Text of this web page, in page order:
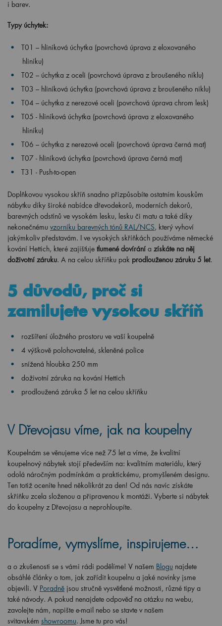
i barev.
Typy úchytek:
T01 – hliníková úchytka (povrchová úprava z eloxovaného
hliníku)
T02 – úchytka z oceli (povrchová úprava z broušeného niklu)
T03 – hliníková úchytka (povrchová úprava z broušeného niklu)
T04 – úchytka z nerezové oceli (povrchová úprava chrom lesk)
T05 - hliníková úchytka (povrchová úprava z eloxovaného
hliníku)
T06 – úchytka z nerezové oceli (povrchová úprava černá mat)
T07 - hliníková úchytka (povrchová úprava černá mat)
T31 - Push-to-open
Doplňkovou vysokou skříň snadno přizpůsobíte ostatním kouskům
nábytku díky široké nabídce dřevodekorů, moderních dekorů,
barevných odstínů ve vysokém lesku, lesku či matu a také díky
nekonečnému vzorníku barevných tónů RAL/NCS, který vyhoví
jakýmkoliv představám. I ve vysokých skříňkách používáme německé
kování Hettich, které zajišťuje tlumené dovírání a získáte na něj
doživotní záruku. A na celou skříňku pak prodlouženou záruku 5 let.
5 důvodů, proč si
zamilujete vysokou skříň
rozšíření úložného prostoru ve vaší koupelně
4 výškově polohovatelné, skleněné police
snížená hloubka 250 mm
doživotní záruka na kování Hettich
prodloužená záruka 5 let na celou skříňku
V Dřevojasu víme, jak na koupelny
Koupelnám se věnujeme více než 75 let a víme, že kvalitní
koupelnový nábytek stojí především na: kvalitním materiálu, který
odolá náročným podmínkám a praktickému, promyšleném designu.
Ten totiž oceníte hned několikrát za den! Od nás navíc získáte
skříňku zcela složenou a připravenou k montáži. Vyberte si nábytek
do koupelny z Dřevojasu a neprohloupíte.
Poradíme, vymyslíme, inspirujeme…
a o zkušenosti se s vámi rádi podělíme! V našem Blogu najdete
obsáhlé články o tom, jak zařídit koupelnu a jaké novinky jsme
objevili. V Poradně jsou stručně vysvětlené možnosti, různé tipy a
také návody. A pokud nenajdete odpověď na otázku na webu,
zavolejte nám, napište e-mail nebo se stavte v našem
svitavském showroomu. Jsme tu pro vás!